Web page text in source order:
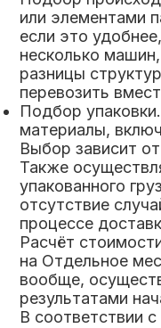
или элементами
если это
несколько
разницы
перевозить
Подбор
материалы,
Выбор зависит
Также
упакованного
отсутствие
процессе
Расчёт
на Отдельное
вообще,
результатами
В соответствии